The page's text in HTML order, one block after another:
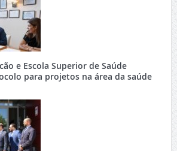
e Escola Superior de Saúde
para projetos na área da saúde